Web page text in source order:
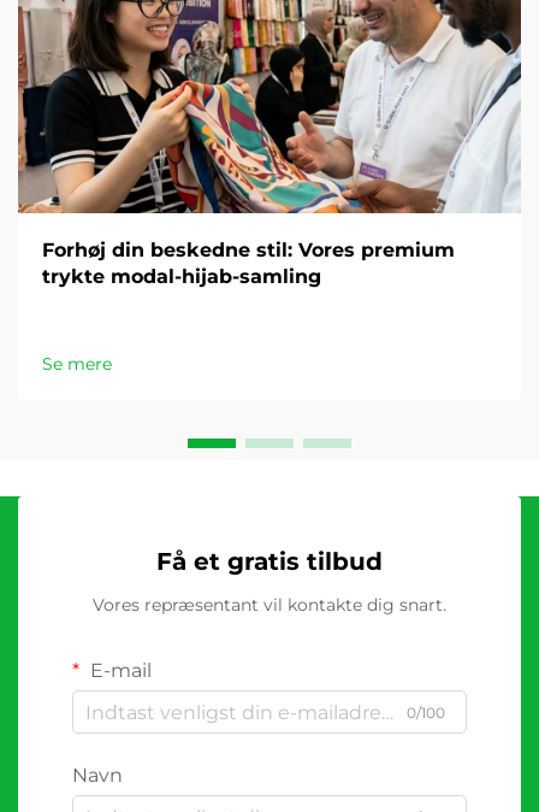
Forhøj din beskedne stil: Vores premium
trykte modal-hijab-samling
Se mere
Få et gratis tilbud
Vores repræsentant vil kontakte dig snart.
E-mail
0/100
Navn